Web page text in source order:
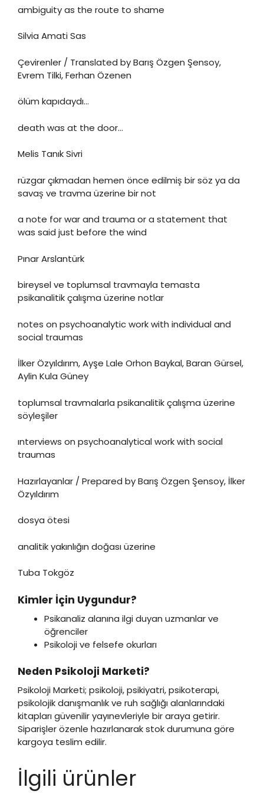
ambiguity as the route to shame
Silvia Amati Sas
Çevirenler / Translated by Barış Özgen Şensoy,
Evrem Tilki, Ferhan Özenen
ölüm kapıdaydı…
death was at the door…
Melis Tanık Sivri
rüzgar çıkmadan hemen önce edilmiş bir söz ya da
savaş ve travma üzerine bir not
a note for war and trauma or a statement that
was said just before the wind
Pınar Arslantürk
bireysel ve toplumsal travmayla temasta
psikanalitik çalışma üzerine notlar
notes on psychoanalytic work with individual and
social traumas
İlker Özyıldırım, Ayşe Lale Orhon Baykal, Baran Gürsel,
Aylin Kula Güney
toplumsal travmalarla psikanalitik çalışma üzerine
söyleşiler
ınterviews on psychoanalytical work with social
traumas
Hazırlayanlar / Prepared by Barış Özgen Şensoy, İlker
Özyıldırım
dosya ötesi
analitik yakınlığın doğası üzerine
Tuba Tokgöz
Kimler İçin Uygundur?
Psikanaliz alanına ilgi duyan uzmanlar ve
öğrenciler
Psikoloji ve felsefe okurları
Neden Psikoloji Marketi?
Psikoloji Marketi; psikoloji, psikiyatri, psikoterapi,
psikolojik danışmanlık ve ruh sağlığı alanlarındaki
kitapları güvenilir yayınevleriyle bir araya getirir.
Siparişler özenle hazırlanarak stok durumuna göre
kargoya teslim edilir.
İlgili ürünler